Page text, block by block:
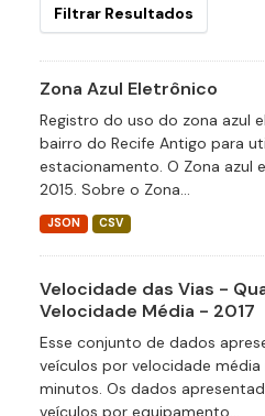
Filtrar Resultados
Zona Azul Eletrônico
Registro do uso do zona azul
bairro do Recife Antigo para
estacionamento. O Zona azul
2015. Sobre o Zona...
JSON CSV
Velocidade das Vias -
Velocidade Média - 2017
Esse conjunto de dados
veículos por velocidade média
minutos. Os dados
veículos por equipamento...